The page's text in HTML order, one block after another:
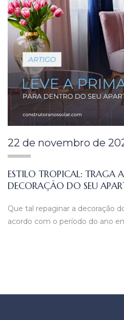
22 de novembro de
ESTILO TROPICAL: TRAGA
DECORAÇÃO DO SEU
Que tal repaginar a decoração
acordo com o período do ano